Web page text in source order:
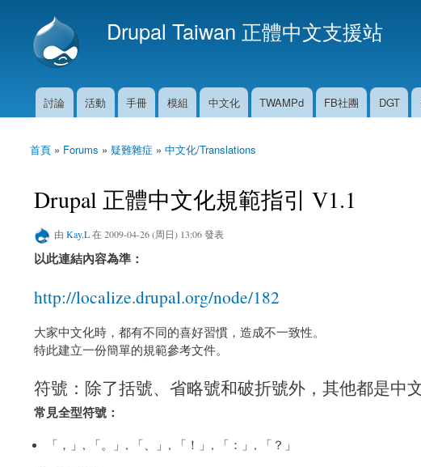
Drupal Taiwan 正體中文支援站
主選單
討論 活動 手冊 模組 中文化 TWAMPd FB社團 DGT
您在這裡
首頁 » Forums » 疑難雜症 » 中文化/Translations
Drupal 正體中文化規範指引 V1.1
由 Kay.L在 2009-04-26 (周日) 13:06 發表
以此連結內容為準：
http://localize.drupal.org/node/182
大家中文化時，都有不同的喜好習慣，造成不一致性。
特此建立一份簡單的規範參考文件。
符號：除了括號、省略號和破折號外，其他都是中
常見全型符號：
「，」, 「。」, 「、」, 「！」, 「：」, 「？」